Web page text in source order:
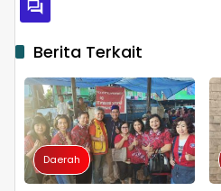
Berita Terkait
Daerah